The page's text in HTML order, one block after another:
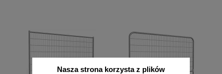
Nasza strona korzysta z plików